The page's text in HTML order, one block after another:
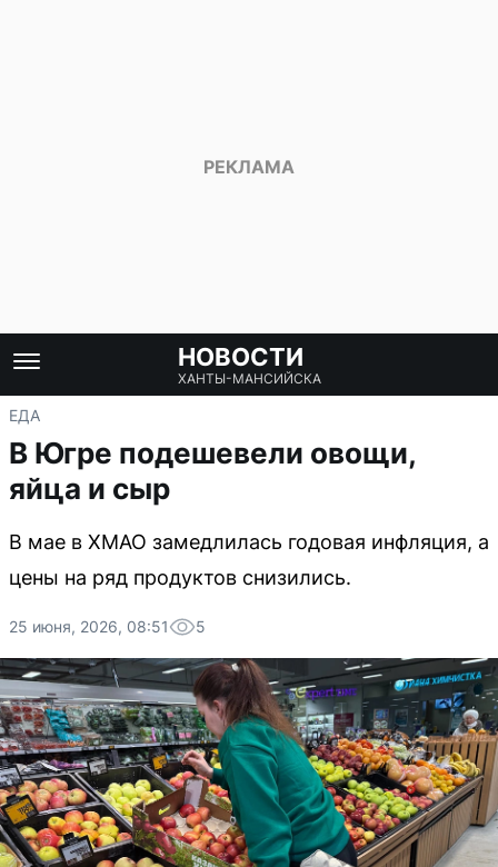
НОВОСТИ
ХАНТЫ-МАНСИЙСКА
ЕДА
В Югре подешевели овощи,
яйца и сыр
В мае в ХМАО замедлилась годовая инфляция, а
цены на ряд продуктов снизились.
25 июня, 2026, 08:51 5